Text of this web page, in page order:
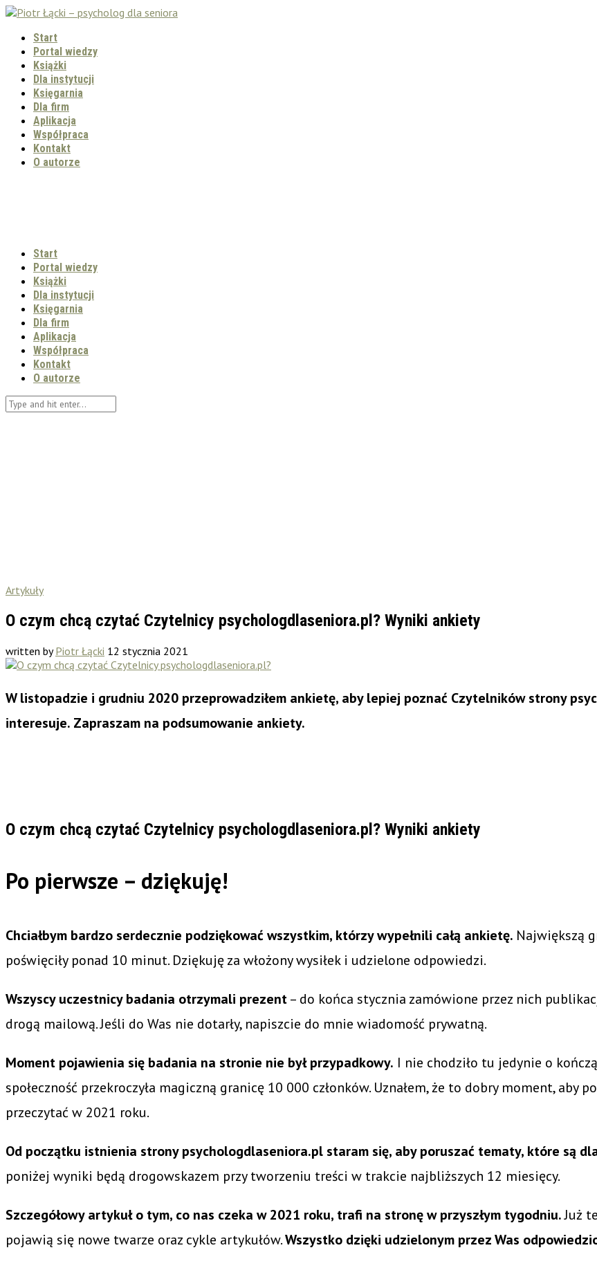
Start
Portal wiedzy
Książki
Dla instytucji
Księgarnia
Dla firm
Aplikacja
Współpraca
Kontakt
O autorze
Start
Portal wiedzy
Książki
Dla instytucji
Księgarnia
Dla firm
Aplikacja
Współpraca
Kontakt
O autorze
Artykuły
O czym chcą czytać Czytelnicy psychologdlaseniora.pl? Wyniki ankiety
written byPiotr Łącki 12 stycznia 2021
W listopadzie i grudniu 2020 przeprowadziłem ankietę, aby lepiej poznać Czytelników strony
interesuje. Zapraszam na podsumowanie ankiety.
O czym chcą czytać Czytelnicy psychologdlaseniora.pl? Wyniki ankiety
Po pierwsze – dziękuję!
Chciałbym bardzo serdecznie podziękować wszystkim, którzy wypełnili całą ankietę. Największą
poświęciły ponad 10 minut. Dziękuję za włożony wysiłek i udzielone odpowiedzi.
Wszyscy uczestnicy badania otrzymali prezent– do końca stycznia zamówione przez nich
drogą mailową. Jeśli do Was nie dotarły, napiszcie do mnie wiadomość prywatną.
Moment pojawienia się badania na stronie nie był przypadkowy. I nie chodziło tu jedynie o
społeczność przekroczyła magiczną granicę 10 000 członków. Uznałem, że to dobry moment, aby
przeczytać w 2021 roku.
Od początku istnienia strony psychologdlaseniora.pl staram się, aby poruszać tematy, które są
poniżej wyniki będą drogowskazem przy tworzeniu treści w trakcie najbliższych 12 miesięcy.
Szczegółowy artykuł o tym, co nas czeka w 2021 roku, trafi na stronę w przyszłym tygodniu.Już
pojawią się nowe twarze oraz cykle artykułów.Wszystko dzięki udzielonym przez Was